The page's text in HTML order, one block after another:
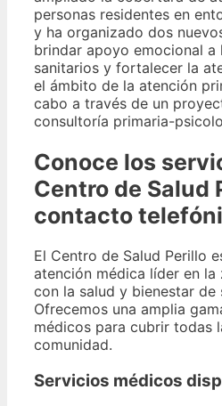
personas residentes en
y ha organizado dos
brindar apoyo emocional a
sanitarios y fortalecer la
el ámbito de la atención
cabo a través de un
consultoría primaria-
Conoce los
Centro de Salud
contacto
El Centro de Salud Perillo
atención médica líder en
con la salud y bienestar de
Ofrecemos una amplia
médicos para cubrir todas
comunidad.
Servicios médicos